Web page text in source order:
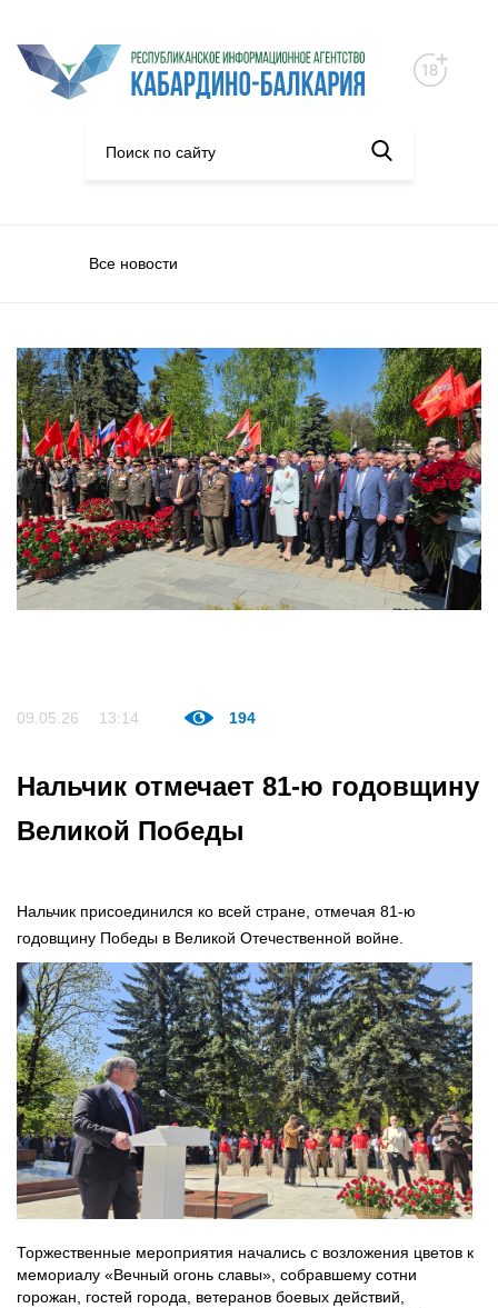
Все новости
С Днем Победы!
09.05.26 13:14 194
Нальчик отмечает 81-ю годовщину
Великой Победы
Нальчик присоединился ко всей стране, отмечая 81-ю
годовщину Победы в Великой Отечественной войне.
Торжественные мероприятия начались с возложения цветов к
мемориалу «Вечный огонь славы», собравшему сотни
горожан, гостей города, ветеранов боевых действий,